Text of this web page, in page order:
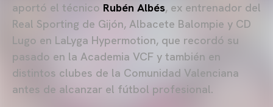
aportó el técnico Rubén Albés, ex entrenador del
Real Sporting de Gijón, Albacete Balompie y CD
Lugo en LaLyga Hypermotion, que recordó su
pasado en la Academia VCF y también en
distintos clubes de la Comunidad Valenciana
antes de alcanzar el fútbol profesional.